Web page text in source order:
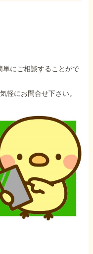
単にご相談することがで
軽にお問合せ下さい。